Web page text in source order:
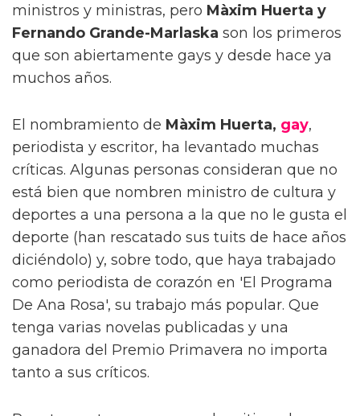
ministros y ministras, pero Màxim Huerta y
Fernando Grande-Marlaska son los primeros
que son abiertamente gays y desde hace ya
muchos años.
El nombramiento de Màxim Huerta, gay,
periodista y escritor, ha levantado muchas
críticas. Algunas personas consideran que no
está bien que nombren ministro de cultura y
deportes a una persona a la que no le gusta el
deporte (han rescatado sus tuits de hace años
diciéndolo) y, sobre todo, que haya trabajado
como periodista de corazón en 'El Programa
De Ana Rosa', su trabajo más popular. Que
tenga varias novelas publicadas y una
ganadora del Premio Primavera no importa
tanto a sus críticos.